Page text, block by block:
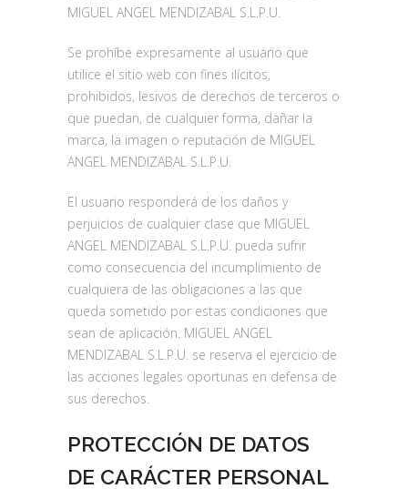
MIGUEL ANGEL MENDIZABAL S.L.P.U.
Se prohíbe expresamente al usuario que
utilice el sitio web con fines ilícitos,
prohibidos, lesivos de derechos de terceros o
que puedan, de cualquier forma, dañar la
marca, la imagen o reputación de MIGUEL
ANGEL MENDIZABAL S.L.P.U.
El usuario responderá de los daños y
perjuicios de cualquier clase que MIGUEL
ANGEL MENDIZABAL S.L.P.U. pueda sufrir
como consecuencia del incumplimiento de
cualquiera de las obligaciones a las que
queda sometido por estas condiciones que
sean de aplicación. MIGUEL ANGEL
MENDIZABAL S.L.P.U. se reserva el ejercicio de
las acciones legales oportunas en defensa de
sus derechos.
PROTECCIÓN DE DATOS
DE CARÁCTER PERSONAL